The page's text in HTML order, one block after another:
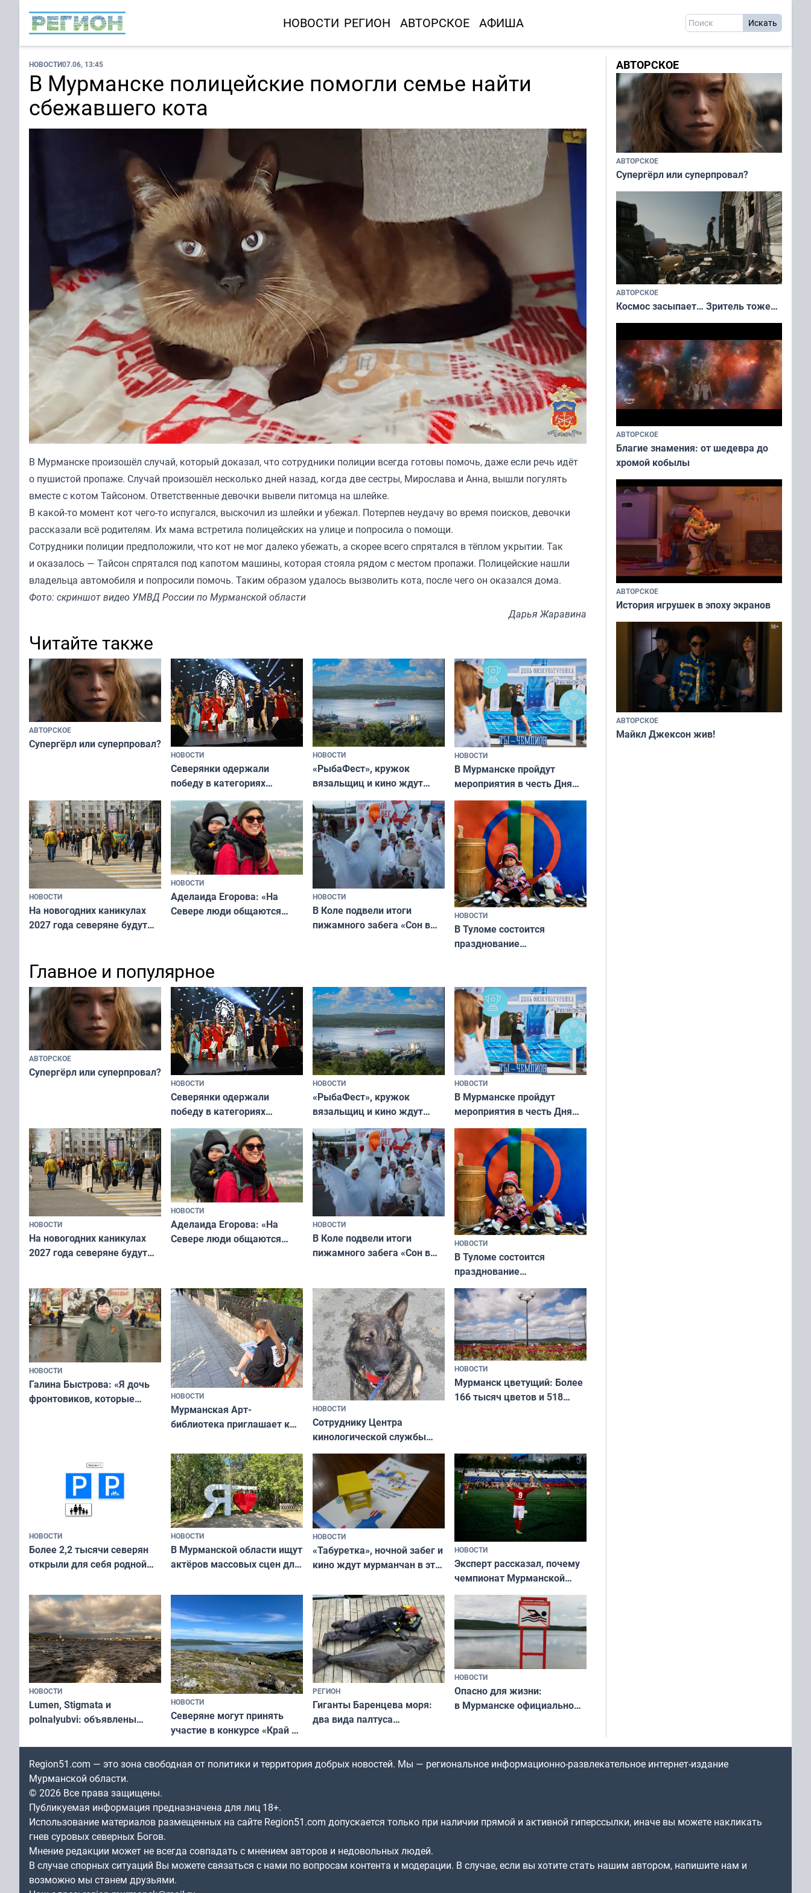
НОВОСТИ РЕГИОН АВТОРСКОЕ АФИША
НОВОСТИ07.06, 13:45
В Мурманске полицейские помогли семье найти
сбежавшего кота
В Мурманске произошёл случай, который доказал, что сотрудники полиции всегда готовы помочь, даже если речь идёт
о пушистой пропаже. Случай произошёл несколько дней назад, когда две сестры, Мирослава и Анна, вышли погулять
вместе с котом Тайсоном. Ответственные девочки вывели питомца на шлейке.
В какой-то момент кот чего-то испугался, выскочил из шлейки и убежал. Потерпев неудачу во время поисков, девочки
рассказали всё родителям. Их мама встретила полицейских на улице и попросила о помощи.
Сотрудники полиции предположили, что кот не мог далеко убежать, а скорее всего спрятался в тёплом укрытии. Так
и оказалось — Тайсон спрятался под капотом машины, которая стояла рядом с местом пропажи. Полицейские нашли
владельца автомобиля и попросили помочь. Таким образом удалось вызволить кота, после чего он оказался дома.
Фото: скриншот видео УМВД России по Мурманской области
Дарья Жаравина
Читайте также
АВТОРСКОЕ
Супергёрл или суперпровал?
НОВОСТИ
Северянки одержали
победу в категориях
всероссийского конкурса
«Мисс и Миссис Великая
Русь»
НОВОСТИ
«РыбаФест», кружок
вязальщиц и кино ждут
мурманчан в эти выходные
НОВОСТИ
В Мурманске пройдут
мероприятия в честь Дня
физкультурника
НОВОСТИ
На новогодних каникулах
2027 года северяне будут
НОВОСТИ
Аделаида Егорова: «На
Севере люди общаются
НОВОСТИ
В Коле подвели итоги
пижамного забега «Сон в
НОВОСТИ
В Туломе состоится
празднование
Главное и популярное
АВТОРСКОЕ
Супергёрл или суперпровал?
НОВОСТИ
Северянки одержали
победу в категориях
всероссийского конкурса
«Мисс и Миссис Великая
Русь»
НОВОСТИ
«РыбаФест», кружок
вязальщиц и кино ждут
мурманчан в эти выходные
НОВОСТИ
В Мурманске пройдут
мероприятия в честь Дня
физкультурника
НОВОСТИ
На новогодних каникулах
2027 года северяне будут
НОВОСТИ
Аделаида Егорова: «На
Севере люди общаются
НОВОСТИ
В Коле подвели итоги
пижамного забега «Сон в
НОВОСТИ
В Туломе состоится
празднование
Международного дня
коренных народов мира
НОВОСТИ
Галина Быстрова: «Я дочь
фронтовиков, которые
НОВОСТИ
Мурманская Арт-
библиотека приглашает к
и фотографов
НОВОСТИ
Сотруднику Центра
кинологической службы
ищут новый дом
НОВОСТИ
Мурманск цветущий: Более
166 тысяч цветов и 518
НОВОСТИ
Более 2,2 тысячи северян
открыли для себя родной
«Туризм для своих»
НОВОСТИ
В Мурманской области ищут
актёров массовых сцен для
короткометражном фильме
НОВОСТИ
«Табуретка», ночной забег и
кино ждут мурманчан в эти
НОВОСТИ
Эксперт рассказал, почему
чемпионат Мурманской
области по футболу остался
незамеченным
НОВОСТИ
Lumen, Stigmata и
polnalyubvi: объявлены
«Имандра» в 2026 года
НОВОСТИ
Северяне могут принять
участие в конкурсе «Край у
северной границы: фотогид
по Печенгскому округу»
РЕГИОН
Гиганты Баренцева моря:
два вида палтуса
НОВОСТИ
Опасно для жизни:
в Мурманске официально
АВТОРСКОЕ
АВТОРСКОЕ
Супергёрл или суперпровал?
АВТОРСКОЕ
Космос засыпает… Зритель тоже…
АВТОРСКОЕ
Благие знамения: от шедевра до
хромой кобылы
АВТОРСКОЕ
История игрушек в эпоху экранов
АВТОРСКОЕ
Майкл Джексон жив!
Region51.com — это зона свободная от политики и территория добрых новостей. Мы — региональное информационно-развлекательное интернет-издание
Мурманской области.
© 2026 Все права защищены.
Публикуемая информация предназначена для лиц 18+.
Использование материалов размещенных на сайте Region51.com допускается только при наличии прямой и активной гиперссылки, иначе вы можете накликать
гнев суровых северных Богов.
Мнение редакции может не всегда совпадать с мнением авторов и недовольных людей.
В случае спорных ситуаций Вы можете связаться с нами по вопросам контента и модерации. В случае, если вы хотите стать нашим автором, напишите нам и
возможно мы станем друзьями.